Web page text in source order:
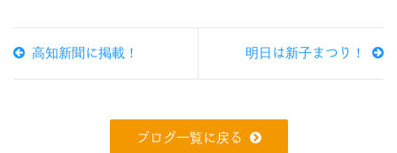
高知新聞に掲載！ 明日は新子まつり！
ブログ一覧に戻る